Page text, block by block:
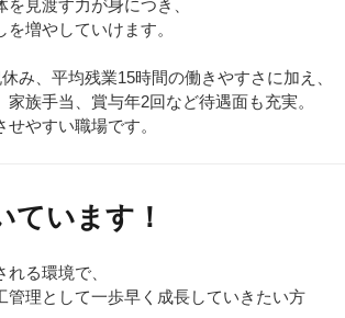
を見渡す力が身につき、
増やしていけます。
み、平均残業15時間の働きやすさに加え、
家族手当、賞与年2回など待遇面も充実。
やすい職場です。
ています！
れる環境で、
管理として一歩早く成長していきたい方